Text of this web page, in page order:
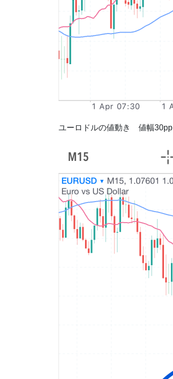
ユーロドルの値動き 値幅30pp